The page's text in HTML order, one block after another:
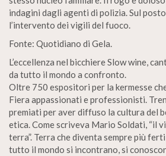
indagini dagli agenti di polizia. Sul
l’intervento dei vigili del fuoco.
Fonte: Quotidiano di Gela.
L’eccellenza nel bicchiere Slow wine,
da tutto il mondo a confronto.
Oltre 750 espositori per la kermesse
Fiera appassionati e professionisti.
premiati per aver diffuso la cultura del
etica. Come scriveva Mario Soldati, “il
terra”. Terra che diventa sempre più
tutto il mondo si incontrano, si